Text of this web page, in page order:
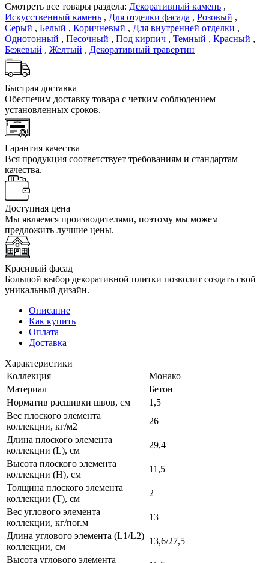
Смотреть все товары раздела: Декоративный камень ,
Искусственный камень , Для отделки фасада , Розовый ,
Серый , Белый , Коричневый , Для внутренней отделки ,
Однотонный , Песочный , Под кирпич , Темный , Красный ,
Бежевый , Желтый , Декоративный травертин
Быстрая доставка
Обеспечим доставку товара с четким соблюдением
установленных сроков.
Гарантия качества
Вся продукция соответствует требованиям и стандартам
качества.
Доступная цена
Мы являемся производителями, поэтому мы можем
предложить лучшие цены.
Красивый фасад
Большой выбор декоративной плитки позволит создать свой
уникальный дизайн.
Описание
Как купить
Оплата
Доставка
Характеристики
Коллекция
Монако
Материал
Бетон
Норматив расшивки швов, см
1,5
Вес плоского элемента
коллекции, кг/м2
26
Длина плоского элемента
коллекции (L), см
29,4
Высота плоского элемента
коллекции (H), см
11,5
Толщина плоского элемента
коллекции (T), см
2
Вес углового элемента
коллекции, кг/пог.м
13
Длина углового элемента (L1/L2)
коллекции, см
13,6/27,5
Высота углового элемента